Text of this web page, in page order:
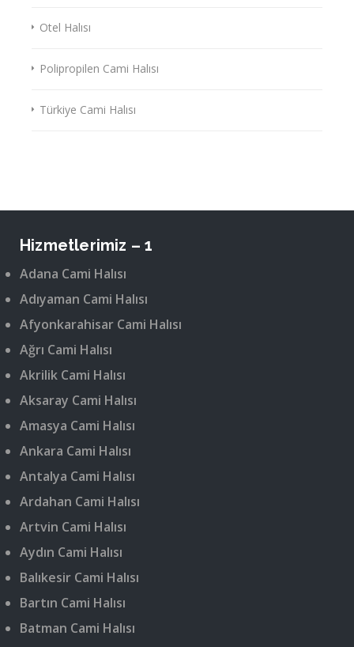
Otel Halısı
Polipropilen Cami Halısı
Türkiye Cami Halısı
Hizmetlerimiz – 1
Adana Cami Halısı
Adıyaman Cami Halısı
Afyonkarahisar Cami Halısı
Ağrı Cami Halısı
Akrilik Cami Halısı
Aksaray Cami Halısı
Amasya Cami Halısı
Ankara Cami Halısı
Antalya Cami Halısı
Ardahan Cami Halısı
Artvin Cami Halısı
Aydın Cami Halısı
Balıkesir Cami Halısı
Bartın Cami Halısı
Batman Cami Halısı